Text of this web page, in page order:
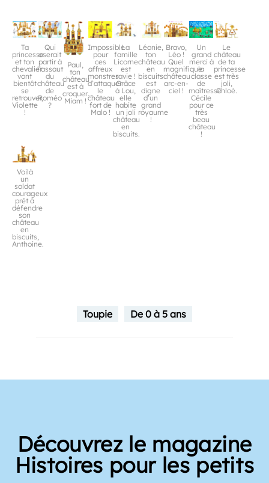
Ta
princesse
et ton
chevalier
vont
bientôt
se
retrouver,
Violette
!
Qui
oserait
partir à
l’assaut
du
château
de
Roméo
?
Paul,
ton
château
est à
croquer…
Miam !
Impossible
pour
ces
affreux
monstres
d’attaquer
le
château
fort de
Malo !
La
famille
Licorne
est
ravie !
Grâce
à Lou,
elle
habite
un joli
château
en
biscuits.
Léonie,
ton
château
en
biscuits
est
digne
d’un
grand
royaume
!
Bravo,
Léo !
Quel
magnifique
château
arc-en-
ciel !
Un
grand
merci à
la
classe
de
maîtresse
Cécile
pour ce
très
beau
château
!
Le
château
de ta
princesse
est très
joli,
Chloé.
Voilà
un
soldat
courageux
prêt à
défendre
son
château
en
biscuits,
Anthoine.
Toupie De 0 à 5 ans
Découvrez le magazine
Histoires pour les petits